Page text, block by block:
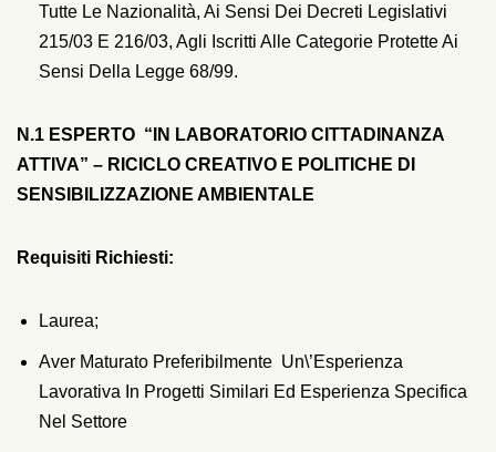
Tutte Le Nazionalità, Ai Sensi Dei Decreti Legislativi
215/03 E 216/03, Agli Iscritti Alle Categorie Protette Ai
Sensi Della Legge 68/99.
N.1 ESPERTO “IN LABORATORIO CITTADINANZA
ATTIVA” – RICICLO CREATIVO E POLITICHE DI
SENSIBILIZZAZIONE AMBIENTALE
Requisiti Richiesti:
Laurea;
Aver Maturato Preferibilmente Un\’esperienza
Lavorativa In Progetti Similari Ed Esperienza Specifica
Nel Settore